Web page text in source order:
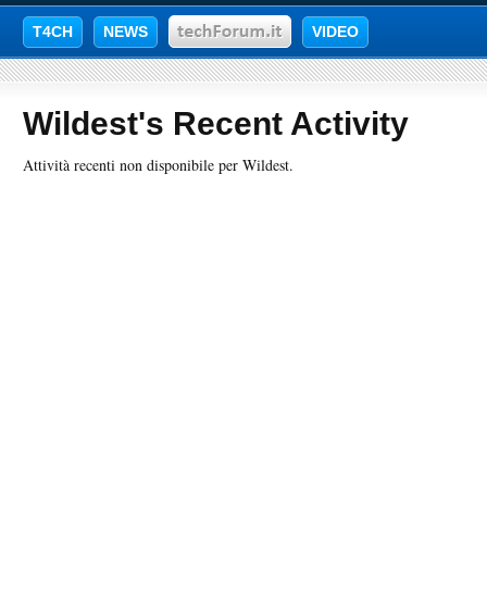
T4CH NEWS VIDEO
Wildest's Recent Activity
Attività recenti non disponibile per Wildest.